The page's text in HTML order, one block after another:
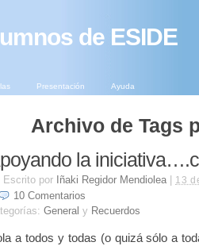
de ESIDE
Presentación Ayuda
Archivo de Tags
la
Escrito por Iñaki Regidor Mendiolea 13
10 Comentarios
General y Recuerdos
a todos y todas (o quizá sólo a